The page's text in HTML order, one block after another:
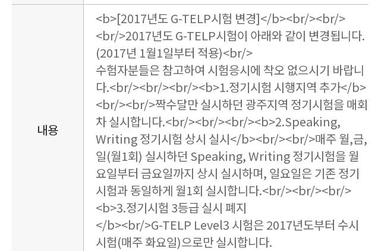
내용
<b>[2017년도 G-TELP시험 변경]</b><br/><br/>
<br/>2017년도 G-TELP시험이 아래와 같이 변경됩니다.
(2017년 1월1일부터 적용)<br/>
수험자분들은 참고하여 시험응시에 착오 없으시기 바랍니
다.<br/><br/><br/><b>1.정기시험 시행지역 추가</b>
<br/><br/>짝수달만 실시하던 광주지역 정기시험을 매회
차 실시합니다.<br/><br/><br/><b>2.Speaking,
Writing 정기시험 상시 실시</b><br/><br/>매주 월,금,
일(월1회) 실시하던 Speaking, Writing 정기시험을 월
요일부터 금요일까지 상시 실시하며, 일요일은 기존 정기
시험과 동일하게 월1회 실시합니다.<br/><br/><br/>
<b>3.정기시험 3등급 실시 폐지
</b><br/>G-TELP Level3 시험은 2017년도부터 수시
시험(매주 화요일)으로만 실시합니다.